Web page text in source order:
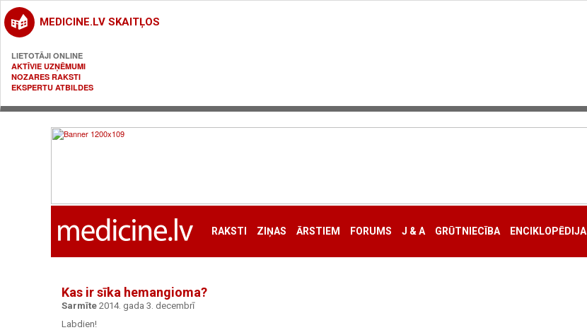
MEDICINE.LV SKAITĻOS
LIETOTĀJI ONLINE
AKTĪVIE UZŅĒMUMI
NOZARES RAKSTI
EKSPERTU ATBILDES
RAKSTI ZIŅAS ĀRSTIEM FORUMS J & A GRŪTNIECĪBA ENCIKLOPĒDIJA
Kas ir sīka hemangioma?
Sarmīte 2014. gada 3. decembrī
Labdien!